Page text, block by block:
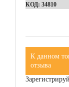
КОД: 34810
К данном
отзыва